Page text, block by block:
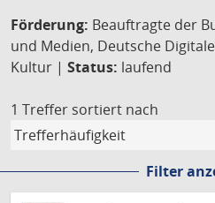
Förderung: Beauftragte der
und Medien, Deutsche
Kultur | Status: laufend
1 Treffer sortiert nach
Filter